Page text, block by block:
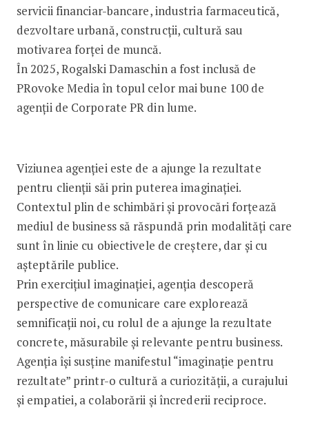
servicii financiar-bancare, industria farmaceutică,
dezvoltare urbană, construcții, cultură sau
motivarea forței de muncă.
În 2025, Rogalski Damaschin a fost inclusă de
PRovoke Media în topul celor mai bune 100 de
agenții de Corporate PR din lume.
Viziunea agenției este de a ajunge la rezultate
pentru clienții săi prin puterea imaginației.
Contextul plin de schimbări și provocări forțează
mediul de business să răspundă prin modalități care
sunt în linie cu obiectivele de creștere, dar și cu
așteptările publice.
Prin exercițiul imaginației, agenția descoperă
perspective de comunicare care explorează
semnificații noi, cu rolul de a ajunge la rezultate
concrete, măsurabile și relevante pentru business.
Agenția își susține manifestul “imaginație pentru
rezultate” printr-o cultură a curiozității, a curajului
și empatiei, a colaborării și încrederii reciproce.